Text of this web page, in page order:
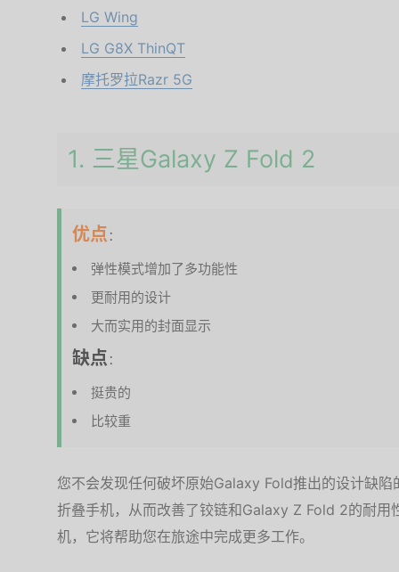
LG Wing
LG G8X ThinQT
摩托罗拉Razr 5G
1. 三星Galaxy Z Fold 2
优点 ：
弹性模式增加了多功能性
更耐用的设计
大而实用的封面显示
缺点 ：
挺贵的
比较重
您不会发现任何破坏原始Galaxy Fold推出的设计缺
折叠手机，从而改善了铰链和Galaxy Z Fold 2的耐用
机，它将帮助您在旅途中完成更多工作。